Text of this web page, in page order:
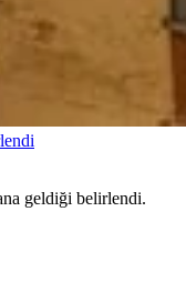
geldiği belirlendi.